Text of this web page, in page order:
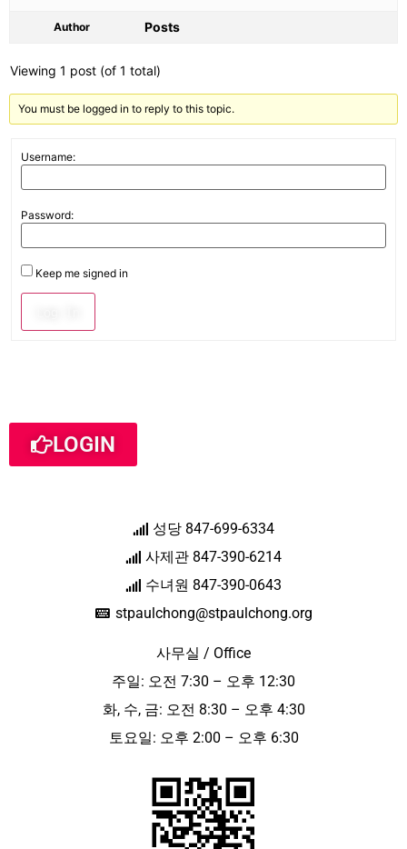
Author Posts
Viewing 1 post (of 1 total)
You must be logged in to reply to this topic.
Username:
Password:
Keep me signed in
LOGIN
성당 847-699-6334
사제관 847-390-6214
수녀원 847-390-0643
stpaulchong@stpaulchong.org
사무실 / Office
주일: 오전 7:30 – 오후 12:30
화, 수, 금: 오전 8:30 – 오후 4:30
토요일: 오후 2:00 – 오후 6:30